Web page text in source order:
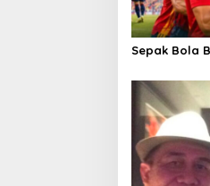
i
o
n
Sepak Bola